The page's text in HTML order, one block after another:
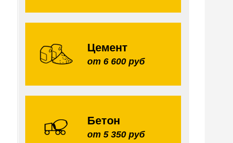
Цемент
от 6 600 руб
Бетон
от 5 350 руб